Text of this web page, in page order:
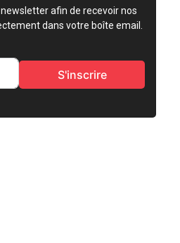
afin de recevoir nos
dans votre boîte email.
S'inscrire